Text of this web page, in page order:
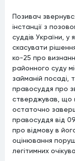
Позивач
інстанції з
суддів України,
скасувати
ко-25 про
районного суду
займаній
правосуддя про
стверджував, що
остаточно
правосуддя від
про відмову в
оцінювання
легітимних